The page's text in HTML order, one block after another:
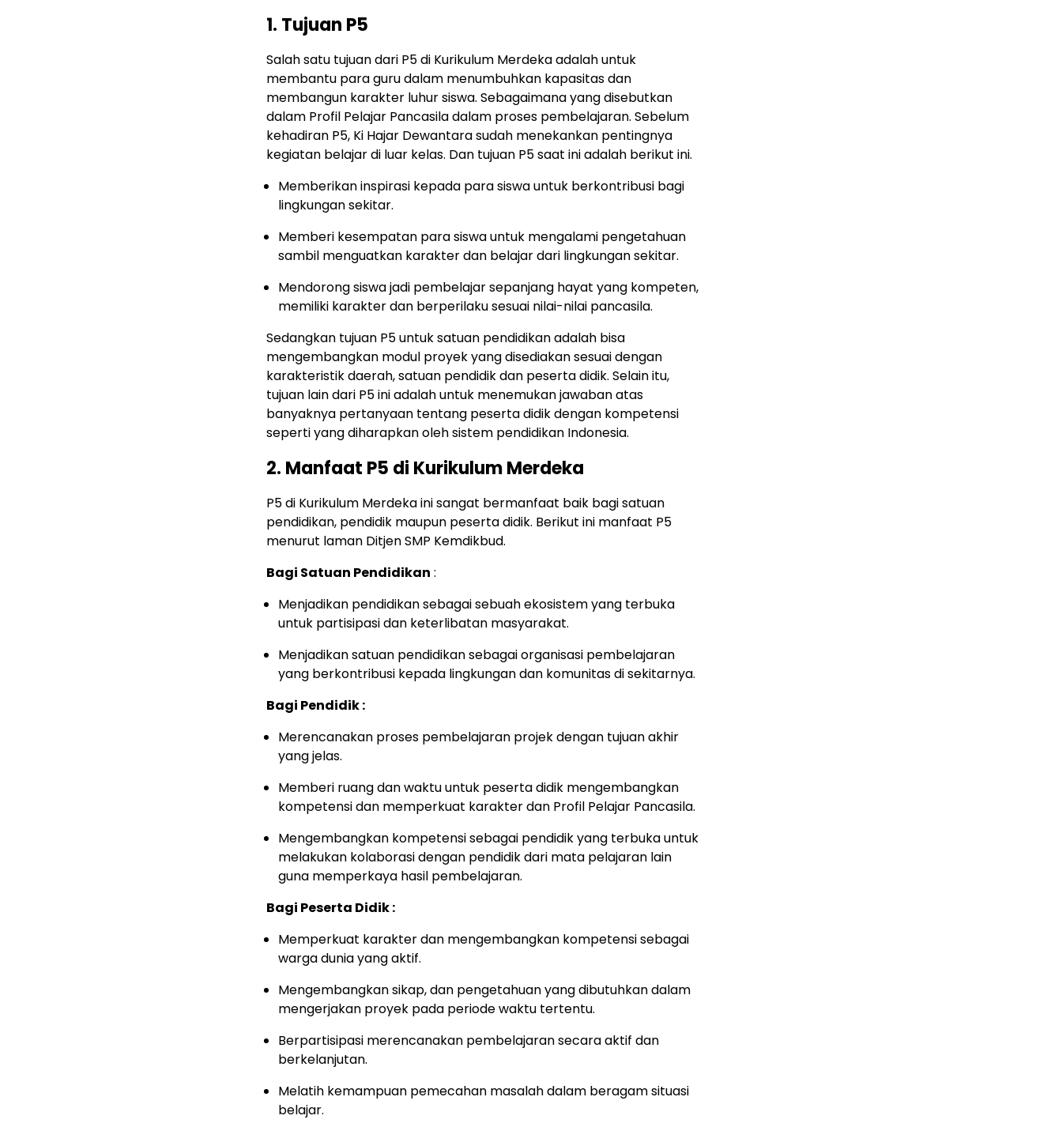
1. Tujuan P5
Salah satu tujuan dari P5 di Kurikulum Merdeka adalah untuk
membantu para guru dalam menumbuhkan kapasitas dan
membangun karakter luhur siswa. Sebagaimana yang disebutkan
dalam Profil Pelajar Pancasila dalam proses pembelajaran. Sebelum
kehadiran P5, Ki Hajar Dewantara sudah menekankan pentingnya
kegiatan belajar di luar kelas. Dan tujuan P5 saat ini adalah berikut ini.
Memberikan inspirasi kepada para siswa untuk berkontribusi bagi
lingkungan sekitar.
Memberi kesempatan para siswa untuk mengalami pengetahuan
sambil menguatkan karakter dan belajar dari lingkungan sekitar.
Mendorong siswa jadi pembelajar sepanjang hayat yang kompeten,
memiliki karakter dan berperilaku sesuai nilai-nilai pancasila.
Sedangkan tujuan P5 untuk satuan pendidikan adalah bisa
mengembangkan modul proyek yang disediakan sesuai dengan
karakteristik daerah, satuan pendidik dan peserta didik. Selain itu,
tujuan lain dari P5 ini adalah untuk menemukan jawaban atas
banyaknya pertanyaan tentang peserta didik dengan kompetensi
seperti yang diharapkan oleh sistem pendidikan Indonesia.
2. Manfaat P5 di Kurikulum Merdeka
P5 di Kurikulum Merdeka ini sangat bermanfaat baik bagi satuan
pendidikan, pendidik maupun peserta didik. Berikut ini manfaat P5
menurut laman Ditjen SMP Kemdikbud.
Bagi Satuan Pendidikan :
Menjadikan pendidikan sebagai sebuah ekosistem yang terbuka
untuk partisipasi dan keterlibatan masyarakat.
Menjadikan satuan pendidikan sebagai organisasi pembelajaran
yang berkontribusi kepada lingkungan dan komunitas di sekitarnya.
Bagi Pendidik :
Merencanakan proses pembelajaran projek dengan tujuan akhir
yang jelas.
Memberi ruang dan waktu untuk peserta didik mengembangkan
kompetensi dan memperkuat karakter dan Profil Pelajar Pancasila.
Mengembangkan kompetensi sebagai pendidik yang terbuka untuk
melakukan kolaborasi dengan pendidik dari mata pelajaran lain
guna memperkaya hasil pembelajaran.
Bagi Peserta Didik :
Memperkuat karakter dan mengembangkan kompetensi sebagai
warga dunia yang aktif.
Mengembangkan sikap, dan pengetahuan yang dibutuhkan dalam
mengerjakan proyek pada periode waktu tertentu.
Berpartisipasi merencanakan pembelajaran secara aktif dan
berkelanjutan.
Melatih kemampuan pemecahan masalah dalam beragam situasi
belajar.